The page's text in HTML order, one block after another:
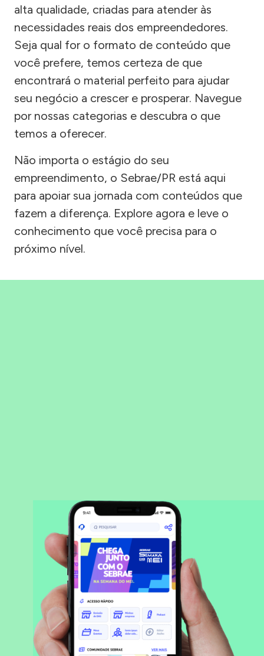
alta qualidade, criadas para atender às
necessidades reais dos empreendedores.
Seja qual for o formato de conteúdo que
você prefere, temos certeza de que
encontrará o material perfeito para ajudar
seu negócio a crescer e prosperar. Navegue
por nossas categorias e descubra o que
temos a oferecer.
Não importa o estágio do seu
empreendimento, o Sebrae/PR está aqui
para apoiar sua jornada com conteúdos que
fazem a diferença. Explore agora e leve o
conhecimento que você precisa para o
próximo nível.